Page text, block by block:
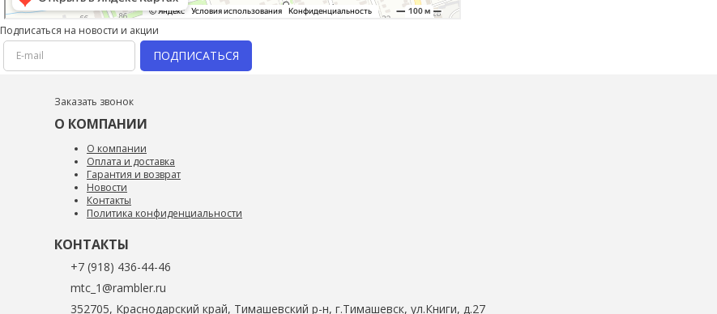
Подписаться на новости и акции
ПОДПИСАТЬСЯ
Заказать звонок
О КОМПАНИИ
О компании
Оплата и доставка
Гарантия и возврат
Новости
Контакты
Политика конфиденциальности
КОНТАКТЫ
+7 (918) 436-44-46
mtc_1@rambler.ru
352705, Краснодарский край, Тимашевский р-н, г.Тимашевск, ул.Книги, д.27